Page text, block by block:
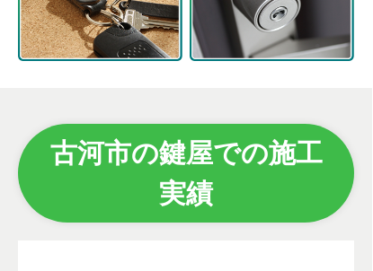
古河市の鍵屋での施工
実績